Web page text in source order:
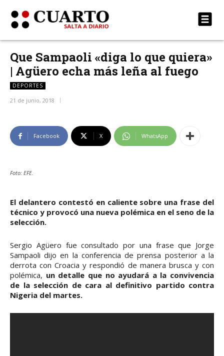
Que Sampaoli «diga lo que quiera»
| Agüero echa más leña al fuego
DEPORTES
21 de junio, 2018
Facebook X WhatsApp
Foto: EFE.
El delantero contestó en caliente sobre una frase del
técnico y provocó una nueva polémica en el seno de la
selección.
Sergio Agüero fue consultado por una frase que Jorge
Sampaoli dijo en la conferencia de prensa posterior a la
derrota con Croacia y respondió de manera brusca y con
polémica, un detalle que no ayudará a la convivencia
de la selección de cara al definitivo partido contra
Nigeria del martes.